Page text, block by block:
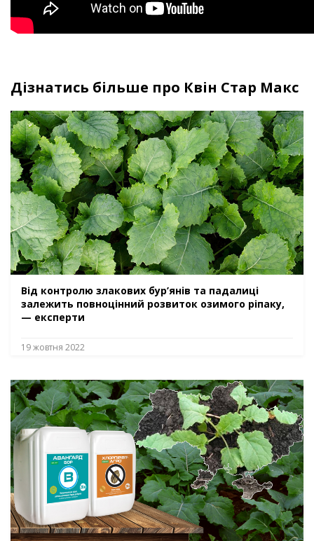
Дізнатись більше про Квін Стар Макс
Від контролю злакових бур’янів та падалиці
залежить повноцінний розвиток озимого ріпаку,
— експерти
19 жовтня 2022